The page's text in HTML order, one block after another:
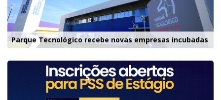
Parque Tecnológico recebe novas empresas incubadas